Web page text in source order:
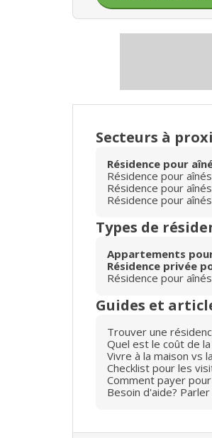
Secteurs à
Résidence pour
Résidence pour aînés
Résidence pour aînés
Résidence pour aînés
Types de
Appartements
Résidence privée
Résidence pour aînés
Guides et
Trouver une
Quel est le coût de
Vivre à la maison vs
Checklist pour les
Comment payer
Besoin d'aide?